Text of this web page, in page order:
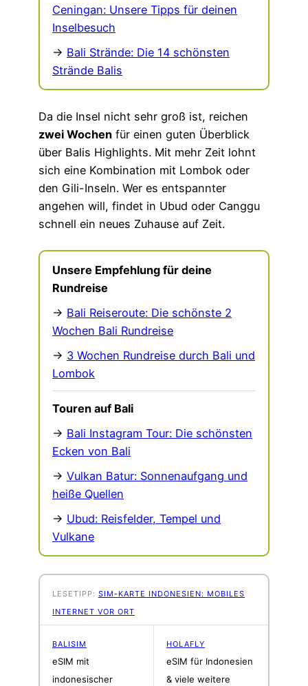
Ceningan: Unsere Tipps für deinen
Inselbesuch
→ Bali Strände: Die 14 schönsten
Strände Balis
Da die Insel nicht sehr groß ist, reichen
zwei Wochen für einen guten Überblick
über Balis Highlights. Mit mehr Zeit lohnt
sich eine Kombination mit Lombok oder
den Gili-Inseln. Wer es entspannter
angehen will, findet in Ubud oder Canggu
schnell ein neues Zuhause auf Zeit.
Unsere Empfehlung für deine
Rundreise
→ Bali Reiseroute: Die schönste 2
Wochen Bali Rundreise
→ 3 Wochen Rundreise durch Bali und
Lombok
Touren auf Bali
→ Bali Instagram Tour: Die schönsten
Ecken von Bali
→ Vulkan Batur: Sonnenaufgang und
heiße Quellen
→ Ubud: Reisfelder, Tempel und
Vulkane
LESETIPP: SIM-KARTE INDONESIEN: MOBILES
INTERNET VOR ORT
BALISIM
eSIM mit
indonesischer
HOLAFLY
eSIM für Indonesien
& viele weitere